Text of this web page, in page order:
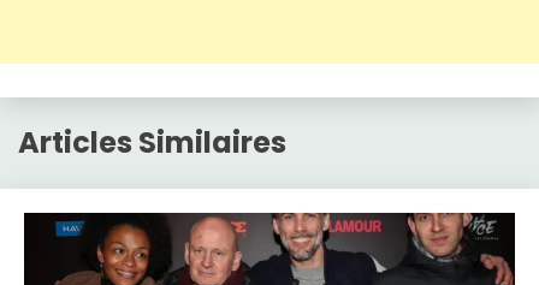
Articles Similaires